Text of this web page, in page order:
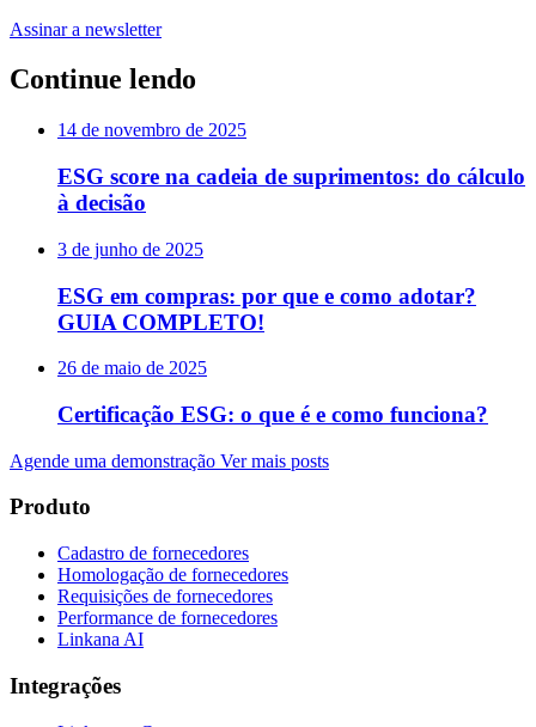
Assinar a newsletter
Continue lendo
14 de novembro de 2025
ESG score na cadeia de suprimentos: do cálculo
à decisão
3 de junho de 2025
ESG em compras: por que e como adotar?
GUIA COMPLETO!
26 de maio de 2025
Certificação ESG: o que é e como funciona?
Agende uma demonstração Ver mais posts
Produto
Cadastro de fornecedores
Homologação de fornecedores
Requisições de fornecedores
Performance de fornecedores
Linkana AI
Integrações